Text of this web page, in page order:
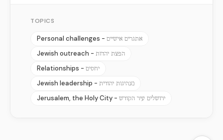
TOPICS
Personal challenges - אתגרים אישיים
Jewish outreach - הפצת יהדות
Relationships - יחסים
Jewish leadership - מנהיגות יהודית
Jerusalem, the Holy City - ירושלים עיר הקודש